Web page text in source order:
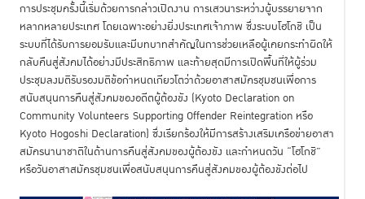
การประชุมครั้งนี้เริ่มด้วยการกล่าวเปิดงาน การเสวนาระหว่างผู้บรรยายจาก
หลากหลายประเทศ โดยเฉพาะอย่างยิ่งประเทศเจ้าภาพ ซึ่งระบบโฮโกชิ เป็น
ระบบที่ได้รับการยอมรับและมีบทบาทสำคัญในการช่วยเหลือผู้เคยกระทำผิดให้
กลับคืนสู่สังคมได้อย่างมีประสิทธิภาพ และท้ายสุดมีการเปิดพื้นที่ให้ผู้ร่วม
ประชุมลงมติรับรองมติข้อกำหนดเกียวโตว่าด้วยอาสาสมัครชุมชนเพื่อการ
สนับสนุนการคืนสู่สังคมของอดีตผู้ต้องขัง (Kyoto Declaration on
Community Volunteers Supporting Offender Reintegration หรือ
Kyoto Hogoshi Declaration) ซึ่งเรียกร้องให้มีการสร้างเสริมเครือข่ายอาสา
สมัครนานาชาติในด้านการคืนสู่สังคมของผู้ต้องขัง และกำหนดวัน “โฮโกชิ”
หรือวันอาสาสมัครชุมชนเพื่อสนับสนุนการคืนสู่สังคมของผู้ต้องขังต่อไป